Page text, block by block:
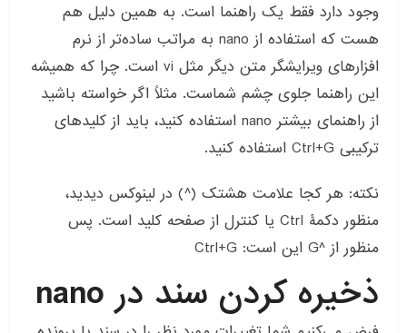
وجود دارد فقط یک راهنما است. به همین دلیل هم
هست که استفاده از nano به مراتب ساده‌تر از نرم
افزارهای ویرایشگر متن دیگر مثل vi است. چرا که همیشه
این راهنما جلوی چشم شماست. مثلاً اگر خواسته باشید
از راهنمای بیشتر nano استفاده کنید، باید از کلیدهای
ترکیبی Ctrl+G استفاده کنید.
نکته: هر کجا علامت هشتک (^) در لینوکس دیدید،
منظور دکمۀ Ctrl یا کنترل از صفحه کلید است. پس
منظور از ^G این است: Ctrl+G
ذخیره کردن سند در nano